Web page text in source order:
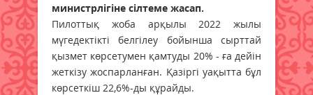
министрлігіне сілтеме жасап.
Пилоттық жоба арқылы 2022 жылы
мүгедектікті белгілеу бойынша сырттай
қызмет көрсетумен қамтуды 20% - ға дейін
жеткізу жоспарланған. Қазіргі уақытта бұл
көрсеткіш 22,6%-ды құрайды.